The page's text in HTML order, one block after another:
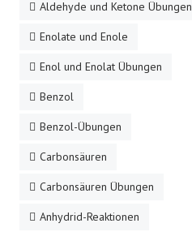
Aldehyde und Ketone Übungen
Enolate und Enole
Enol und Enolat Übungen
Benzol
Benzol-Übungen
Carbonsäuren
Carbonsäuren Übungen
Anhydrid-Reaktionen